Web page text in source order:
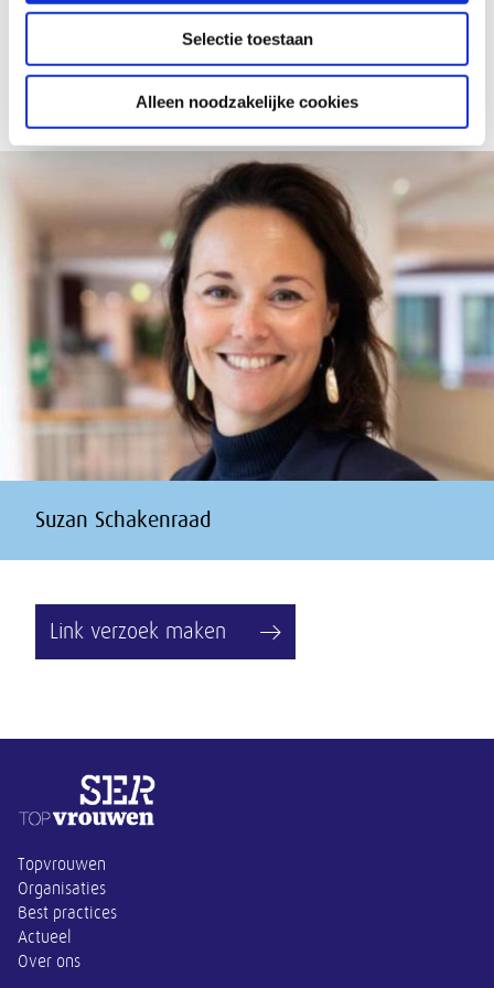
Selectie toestaan
Alleen noodzakelijke cookies
Terug naar overzicht
Suzan Schakenraad
Link verzoek maken
Overige informatie
Topvrouwen
Organisaties
Best practices
Actueel
Over ons